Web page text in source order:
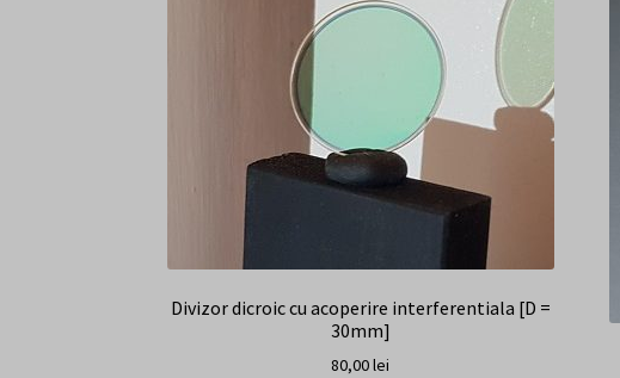
Divizor dicroic cu acoperire interferentiala [D =
30mm]
80,00lei